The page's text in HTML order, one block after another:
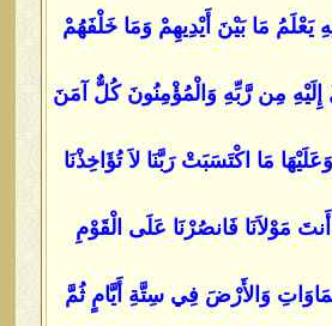
يَعْلَمُ مَا بَيْنَ أَيْدِيهِمْ وَمَا خَلْفَهُمْ
الْعَظِيم..... ( 7 مرات). آمَنَ الرَّسُولُ بِمَا أُنزِلَ إِلَيْهِ مِن رَّبِّهِ وَالْمُؤْمِنُونَ كُلٌّ آمَنَ
مَا اكْتَسَبَتْ رَبَّنَا لاَ تُؤَاخِذْنَا
مَوْلاَنَا فَانصُرْنَا عَلَى الْقَوْمِ
وَالأَرْضَ فِي سِتَّةِ أَيَّامٍ ثُمَّ